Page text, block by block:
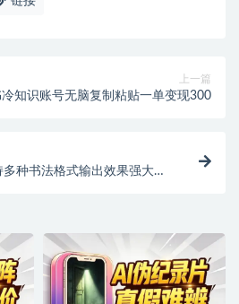
上一篇
知识账号无脑复制粘贴一单变现300
种书法格式输出效果强大逼